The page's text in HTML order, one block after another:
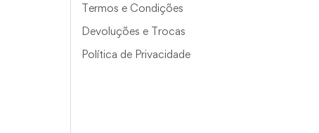
Termos e Condições
Devoluções e Trocas
Política de Privacidade